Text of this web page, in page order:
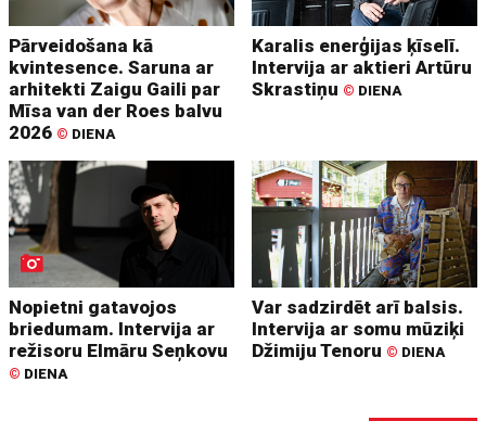
Pārveidošana kā
kvintesence. Saruna ar
arhitekti Zaigu Gaili par
Mīsa van der Roes balvu
2026 © DIENA
Karalis enerģijas ķīselī.
Intervija ar aktieri Artūru
Skrastiņu © DIENA
Nopietni gatavojos
briedumam. Intervija ar
režisoru Elmāru Seņkovu
© DIENA
Var sadzirdēt arī balsis.
Intervija ar somu mūziķi
Džimiju Tenoru © DIENA